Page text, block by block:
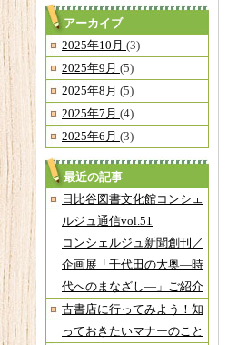
アーカイブ
2025年10月 (3)
2025年9月 (5)
2025年8月 (5)
2025年7月 (4)
2025年6月 (3)
最近の記事
日比谷図書文化館コンシェ
ルジュ通信vol.51
コンシェルジュ新聞創刊／
企画展「千代田の大奥―時
代へのまなざし―」ご紹介
古書店に行ってみよう！知
っておきたいマナーのこと